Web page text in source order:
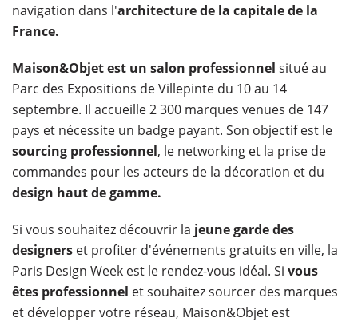
navigation dans l'architecture de la capitale de la
France.
Maison&Objet est un salon professionnel situé au
Parc des Expositions de Villepinte du 10 au 14
septembre. Il accueille 2 300 marques venues de 147
pays et nécessite un badge payant. Son objectif est le
sourcing professionnel, le networking et la prise de
commandes pour les acteurs de la décoration et du
design haut de gamme.
Si vous souhaitez découvrir la jeune garde des
designers et profiter d'événements gratuits en ville, la
Paris Design Week est le rendez-vous idéal. Si vous
êtes professionnel et souhaitez sourcer des marques
et développer votre réseau, Maison&Objet est